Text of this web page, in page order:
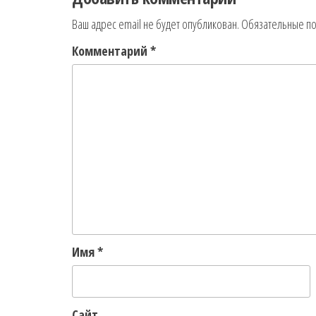
Ваш адрес email не будет опубликован. Обязательные
Комментарий *
Имя*